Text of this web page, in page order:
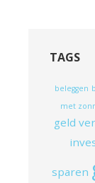
TAGS
beleggen
met
geld
sparen